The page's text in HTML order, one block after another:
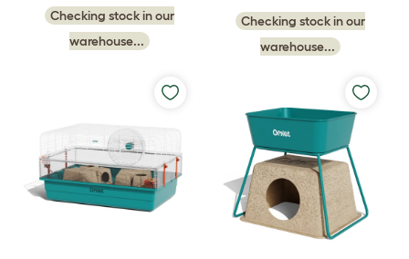
Checking stock in our
warehouse...
Checking stock in our
warehouse...